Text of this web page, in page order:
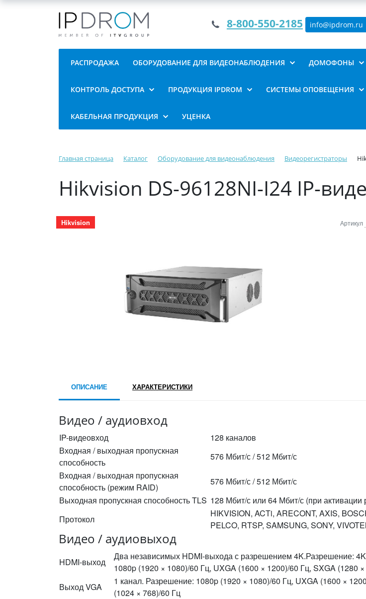
8-800-550-2185 info@ipdrom.ru
РАСПРОДАЖА ОБОРУДОВАНИЕ ДЛЯ ВИДЕОНАБЛЮДЕНИЯ ДОМОФОНЫ
КОНТРОЛЬ ДОСТУПА ПРОДУКЦИЯ IPDROM СИСТЕМЫ ОПОВЕЩЕНИЯ
КАБЕЛЬНАЯ ПРОДУКЦИЯ УЦЕНКА
Главная страница Каталог Оборудование для видеонаблюдения Видеорегистраторы
Hikvision DS-96128NI-I24 IP-
Hikvision Артикул
ОПИСАНИЕ ХАРАКТЕРИСТИКИ
Видео / аудиовход
IP-видеовход
128 каналов
Входная / выходная пропускная
способность
576 Мбит/с / 512 Мбит/с
Входная / выходная пропускная
способность (режим RAID)
576 Мбит/с / 512 Мбит/с
Выходная пропускная способность TLS 128 Мбит/с или 64 Мбит/с (при
Протокол
HIKVISION, ACTi, ARECONT, AXIS,
PELCO, RTSP, SAMSUNG, SONY,
Видео / аудиовыход
HDMI-выход
Два независимых HDMI-выхода с разрешением 4K.Разрешение:
1080p (1920 × 1080)/60 Гц, UXGA (1600 × 1200)/60 Гц, SXGA (1280
Выход VGA
1 канал. Разрешение: 1080p (1920 × 1080)/60 Гц, UXGA (1600 ×
(1024 × 768)/60 Гц